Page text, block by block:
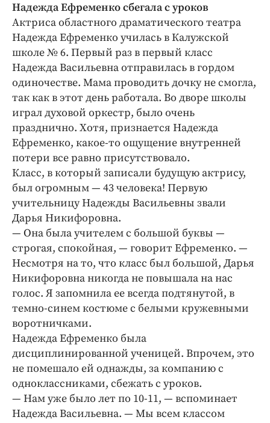
Надежда Ефременко сбегала с уроков
Актриса областного драматического театра
Надежда Ефременко училась в Калужской
школе № 6. Первый раз в первый класс
Надежда Васильевна отправилась в гордом
одиночестве. Мама проводить дочку не смогла,
так как в этот день работала. Во дворе школы
играл духовой оркестр, было очень
празднично. Хотя, признается Надежда
Ефременко, какое-то ощущение внутренней
потери все равно присутствовало.
Класс, в который записали будущую актрису,
был огромным — 43 человека! Первую
учительницу Надежды Васильевны звали
Дарья Никифоровна.
— Она была учителем с большой буквы —
строгая, спокойная, — говорит Ефременко. —
Несмотря на то, что класс был большой, Дарья
Никифоровна никогда не повышала на нас
голос. Я запомнила ее всегда подтянутой, в
темно-синем костюме с белыми кружевными
воротничками.
Надежда Ефременко была
дисциплинированной ученицей. Впрочем, это
не помешало ей однажды, за компанию с
одноклассниками, сбежать с уроков.
— Нам уже было лет по 10-11, — вспоминает
Надежда Васильевна. — Мы всем классом